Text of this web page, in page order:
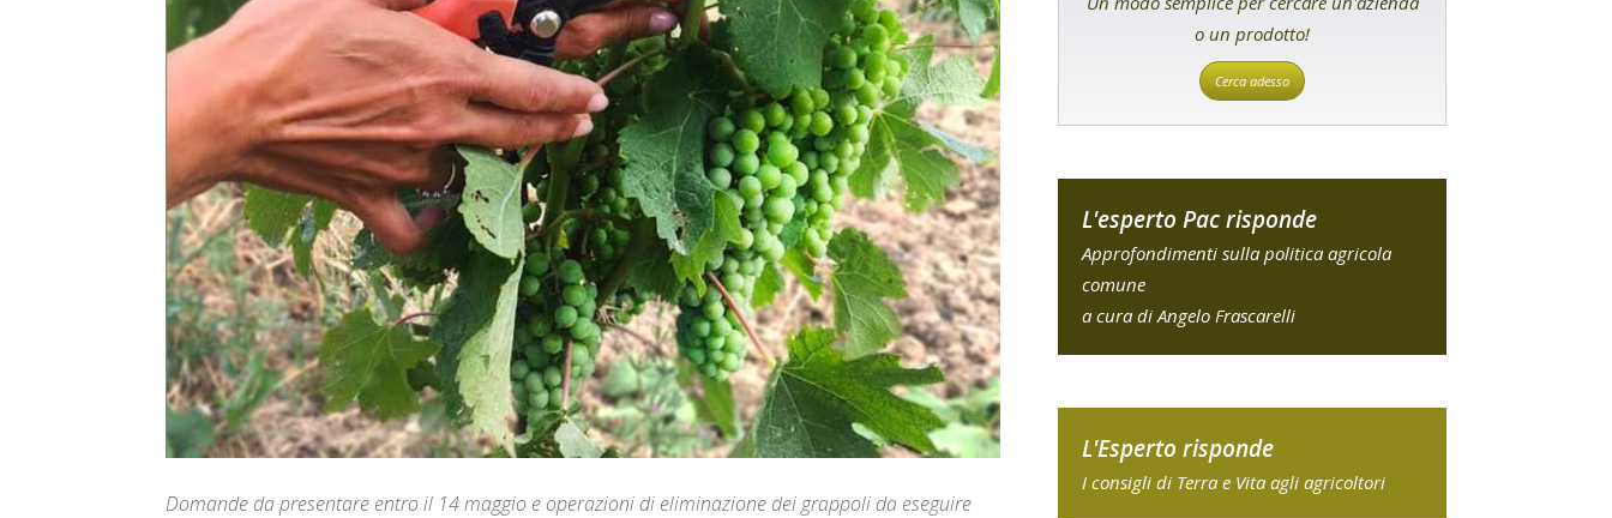
Domande da presentare entro il 14 maggio e operazioni di eliminazione dei grappoli da eseguire
o un prodotto!
Cerca adesso
L'esperto Pac risponde
Approfondimenti sulla politica agricola
comune
a cura di Angelo Frascarelli
L'Esperto risponde
I consigli di Terra e Vita agli agricoltori